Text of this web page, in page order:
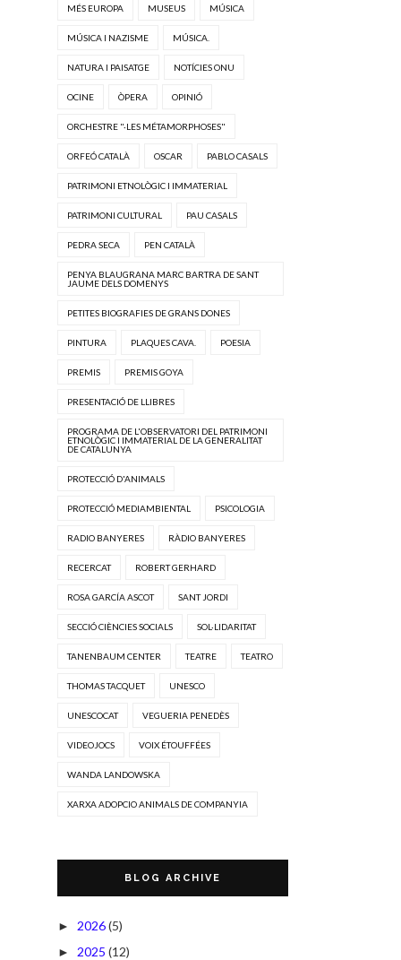
MÉS EUROPA MUSEUS MÚSICA
MÚSICA I NAZISME MÚSICA.
NATURA I PAISATGE NOTÍCIES ONU
OCINE ÒPERA OPINIÓ
ORCHESTRE "·LES MÉTAMORPHOSES"
ORFEÓ CATALÀ OSCAR PABLO CASALS
PATRIMONI ETNOLÒGIC I IMMATERIAL
PATRIMONI CULTURAL PAU CASALS
PEDRA SECA PEN CATALÀ
PENYA BLAUGRANA MARC BARTRA DE SANT
JAUME DELS DOMENYS
PETITES BIOGRAFIES DE GRANS DONES
PINTURA PLAQUES CAVA. POESIA
PREMIS PREMIS GOYA
PRESENTACIÓ DE LLIBRES
PROGRAMA DE L'OBSERVATORI DEL PATRIMONI
ETNOLÒGIC I IMMATERIAL DE LA GENERALITAT
DE CATALUNYA
PROTECCIÓ D'ANIMALS
PROTECCIÓ MEDIAMBIENTAL PSICOLOGIA
RADIO BANYERES RÀDIO BANYERES
RECERCAT ROBERT GERHARD
ROSA GARCÍA ASCOT SANT JORDI
SECCIÓ CIÈNCIES SOCIALS SOL·LIDARITAT
TANENBAUM CENTER TEATRE TEATRO
THOMAS TACQUET UNESCO
UNESCOCAT VEGUERIA PENEDÈS
VIDEOJOCS VOIX ÉTOUFFÉES
WANDA LANDOWSKA
XARXA ADOPCIO ANIMALS DE COMPANYIA
BLOG ARCHIVE
► 2026(5)
► 2025 (12)